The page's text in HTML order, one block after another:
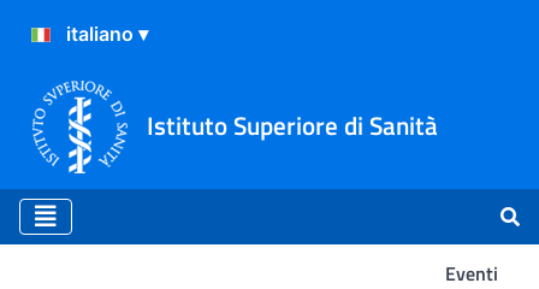
Istituto Superiore di Sanità
Eventi